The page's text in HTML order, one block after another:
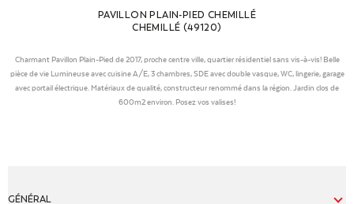
PAVILLON PLAIN-PIED CHEMILLÉ
CHEMILLÉ (49120)
Charmant Pavillon Plain-Pied de 2017, proche centre ville, quartier résidentiel sans vis-à-vis! Belle
pièce de vie Lumineuse avec cuisine A/E, 3 chambres, SDE avec double vasque, WC, lingerie, garage
avec portail électrique. Matériaux de qualité, constructeur renommé dans la région. Jardin clos de
600m2 environ. Posez vos valises!
GÉNÉRAL